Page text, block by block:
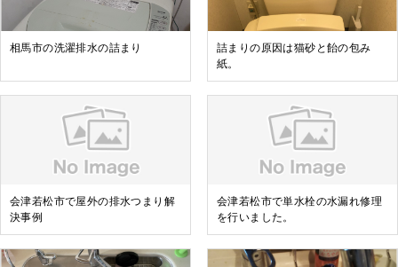
相馬市の洗濯排水の詰まり
詰まりの原因は猫砂と飴の包み
紙。
会津若松市で屋外の排水つまり解
決事例
会津若松市で単水栓の水漏れ修理
を行いました。